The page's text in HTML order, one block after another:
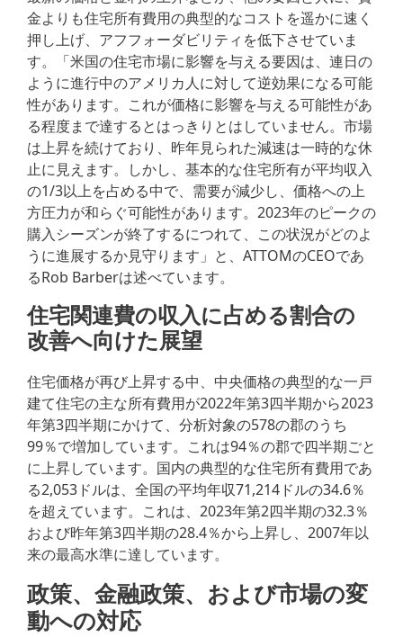
金よりも住宅所有費用の典型的なコストを遥かに速く
押し上げ、アフフォーダビリティを低下させていま
す。「米国の住宅市場に影響を与える要因は、連日の
ように進行中のアメリカ人に対して逆効果になる可能
性があります。これが価格に影響を与える可能性があ
る程度まで達するとはっきりとはしていません。市場
は上昇を続けており、昨年見られた減速は一時的な休
止に見えます。しかし、基本的な住宅所有が平均収入
の1/3以上を占める中で、需要が減少し、価格への上
方圧力が和らぐ可能性があります。2023年のピークの
購入シーズンが終了するにつれて、この状況がどのよ
うに進展するか見守ります」と、ATTOMのCEOであ
るRob Barberは述べています。
住宅関連費の収入に占める割合の
改善へ向けた展望
住宅価格が再び上昇する中、中央価格の典型的な一戸
建て住宅の主な所有費用が2022年第3四半期から2023
年第3四半期にかけて、分析対象の578の郡のうち
99％で増加しています。これは94％の郡で四半期ごと
に上昇しています。国内の典型的な住宅所有費用であ
る2,053ドルは、全国の平均年収71,214ドルの34.6％
を超えています。これは、2023年第2四半期の32.3％
および昨年第3四半期の28.4％から上昇し、2007年以
来の最高水準に達しています。
政策、金融政策、および市場の変
動への対応